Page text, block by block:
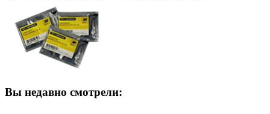
Вы недавно смотрели: